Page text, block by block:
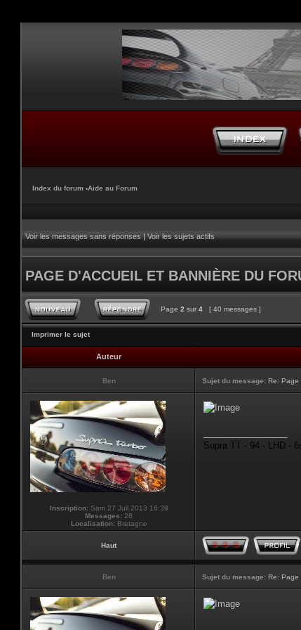
Index du forum ‹Aide au Forum
Voir les messages sans réponses|Voir les sujets actifs
PAGE D'ACCUEIL ET BANNIÈRE DU
Page 2 sur 4 [ 40 messages ]
Imprimer le sujet
Auteur
Ben Sujet du message: Re: Page
Inscription:Sam 27 Juil 2013 16:39
Messages: 28
Localisation:Bretagne
Supra TT - 94 - LHD -
Haut
Ben Sujet du message: Re: Page